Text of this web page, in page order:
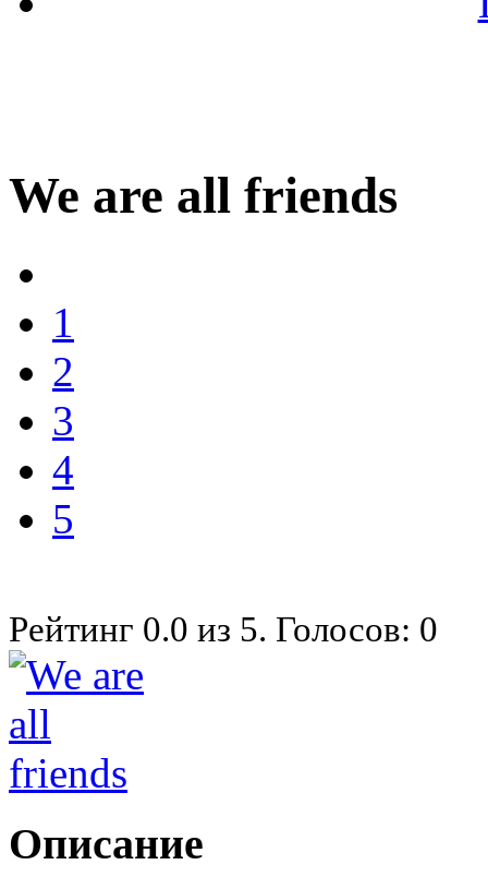
We are all friends
1
2
3
4
5
Рейтинг 0.0 из 5. Голосов: 0
Описание